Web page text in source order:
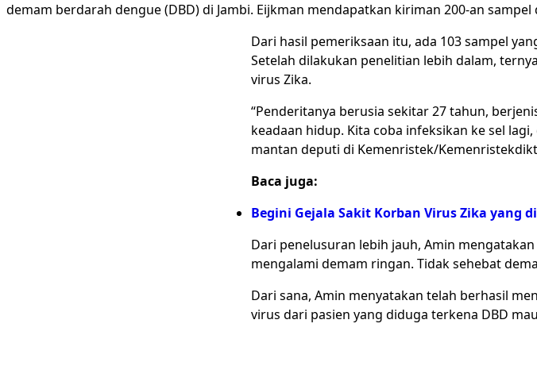
demam berdarah dengue (DBD) di Jambi. Eijkman mendapatkan kiriman 200-an
Dari hasil pemeriksaan itu, ada 103 sampel
Setelah dilakukan penelitian lebih dalam,
virus Zika.
“Penderitanya berusia sekitar 27 tahun,
keadaan hidup. Kita coba infeksikan ke sel
mantan deputi di Kemenristek/
Baca juga:
Begini Gejala Sakit Korban Virus Zika yang
Dari penelusuran lebih jauh, Amin
mengalami demam ringan. Tidak sehebat
Dari sana, Amin menyatakan telah berhasil
virus dari pasien yang diduga terkena DBD